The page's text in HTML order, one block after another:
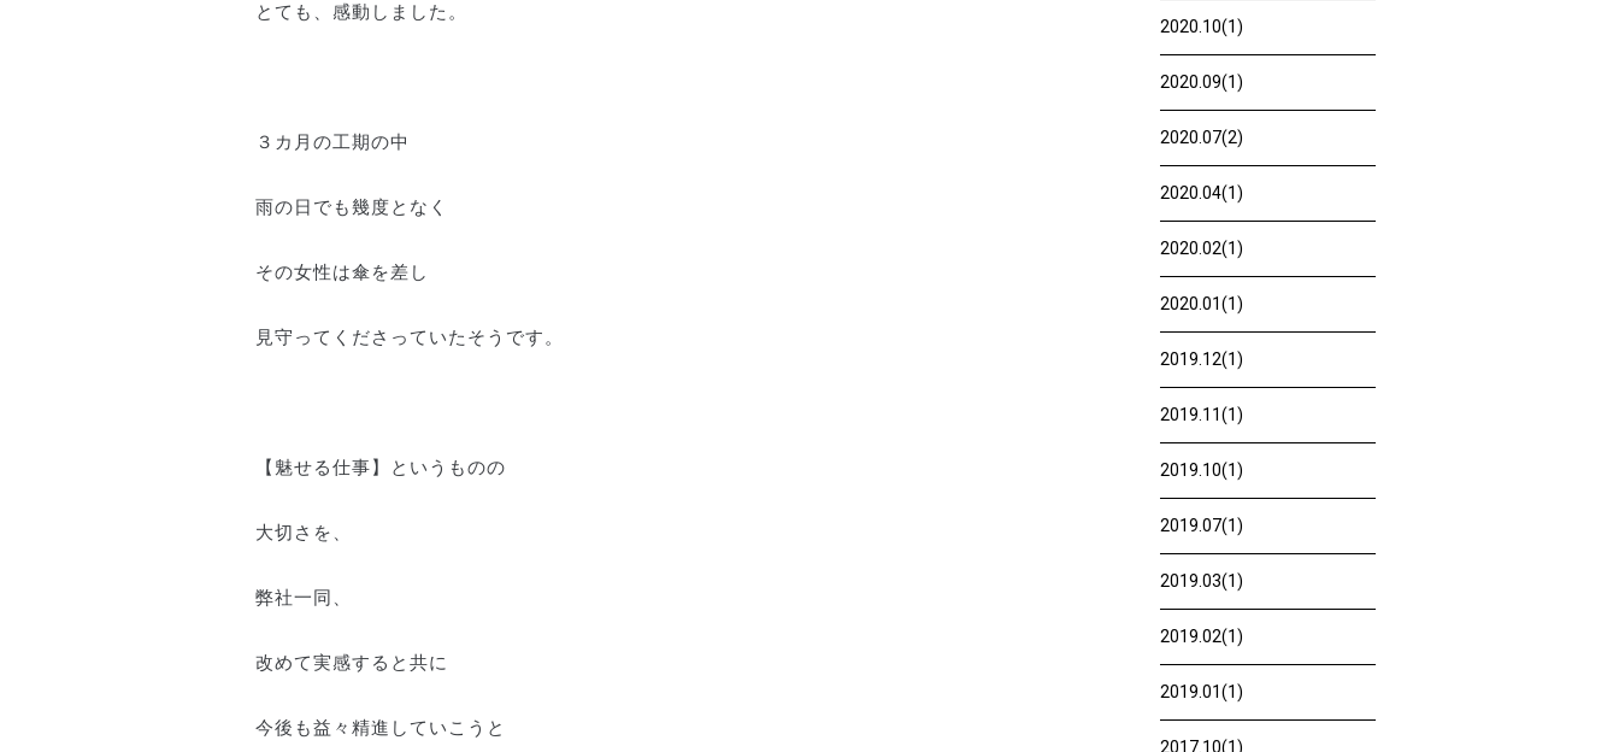
とても、感動しました。
３カ月の工期の中
雨の日でも幾度となく
その女性は傘を差し
見守ってくださっていたそうです。
【魅せる仕事】というものの
大切さを、
弊社一同、
改めて実感すると共に
今後も益々精進していこうと
2020.10(1)
2020.09(1)
2020.07(2)
2020.04(1)
2020.02(1)
2020.01(1)
2019.12(1)
2019.11(1)
2019.10(1)
2019.07(1)
2019.03(1)
2019.02(1)
2019.01(1)
2017.10(1)